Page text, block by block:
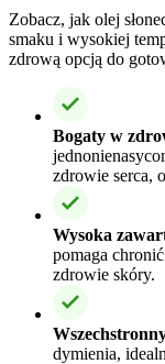
Zobacz, jak olej
smaku i wysokiej
zdrową opcją do
Bogaty w
zdrowie serca,
Wysoka
pomaga
zdrowie skóry.
dymienia,